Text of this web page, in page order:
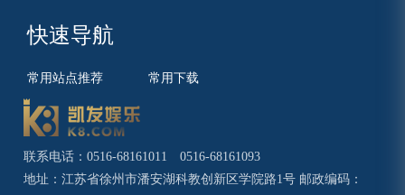
快速导航
常用站点推荐 常用下载
联系电话：0516-68161011 0516-68161093
地址：江苏省徐州市潘安湖科教创新区学院路1号 邮政编码：